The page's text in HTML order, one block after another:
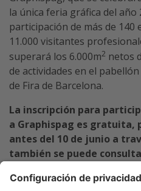
la única feria gráfica del año
participación de más de
11.000 visitantes
superará los 6.000m2 netos
de actividades en el
de Fira de Barcelona.
La inscripción para
a Graphispag es gratuita,
antes del 10 de junio a
también se puede
innovacion-aplicada-en-la-